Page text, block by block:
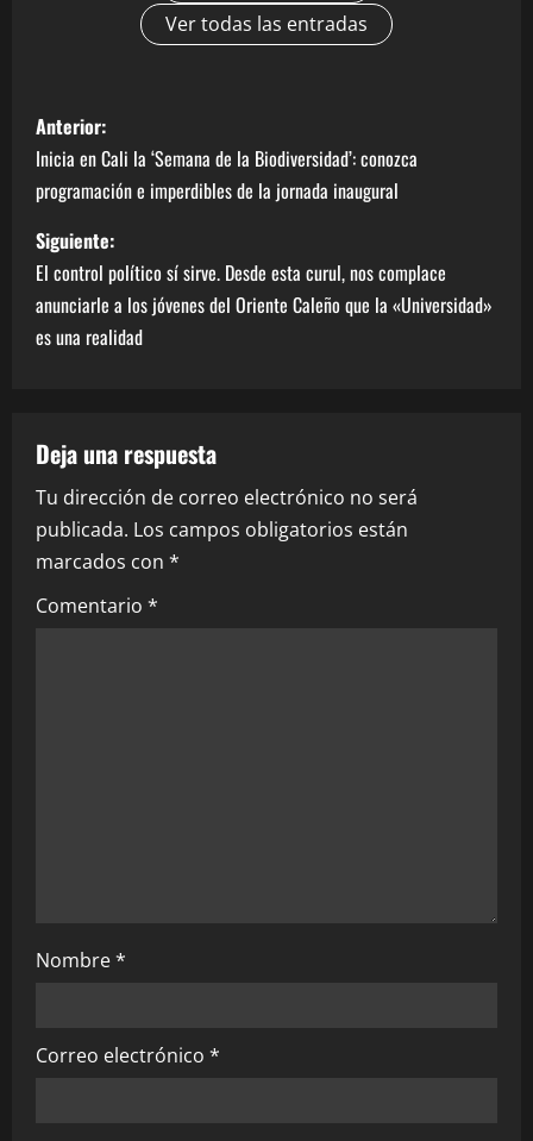
Ver todas las entradas
Anterior:
Inicia en Cali la ‘Semana de la Biodiversidad’: conozca
programación e imperdibles de la jornada inaugural
Siguiente:
El control político sí sirve. Desde esta curul, nos complace
anunciarle a los jóvenes del Oriente Caleño que la «Universidad»
es una realidad
Deja una respuesta
Tu dirección de correo electrónico no será
publicada. Los campos obligatorios están
marcados con *
Comentario *
Nombre*
Correo electrónico *